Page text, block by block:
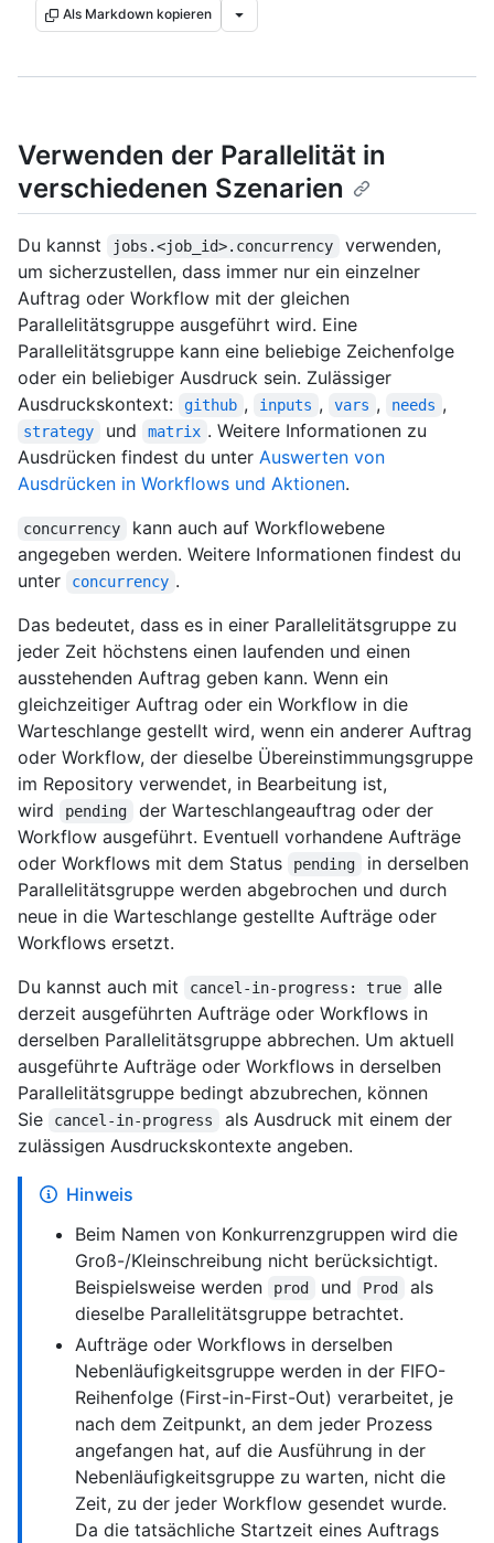
Als Markdown kopieren
Verwenden der Parallelität in
verschiedenen Szenarien
Du kannst jobs.<job_id>.concurrency
verwenden,
um sicherzustellen, dass immer nur ein einzelner
Auftrag oder Workflow mit der gleichen
Parallelitätsgruppe ausgeführt wird. Eine
Parallelitätsgruppe kann eine beliebige Zeichenfolge
oder ein beliebiger Ausdruck sein. Zulässiger
Ausdruckskontext:
github , inputs , vars , needs ,
strategy und matrix . Weitere Informationen zu
Ausdrücken findest du unter Auswerten von
Ausdrücken in Workflows und Aktionen.
concurrency
kann auch auf Workflowebene
angegeben werden. Weitere Informationen findest du
unter
concurrency .
Das bedeutet, dass es in einer Parallelitätsgruppe zu
jeder Zeit höchstens einen laufenden und einen
ausstehenden Auftrag geben kann. Wenn ein
gleichzeitiger Auftrag oder ein Workflow in die
Warteschlange gestellt wird, wenn ein anderer Auftrag
oder Workflow, der dieselbe Übereinstimmungsgruppe
im Repository verwendet, in Bearbeitung ist,
wird
pending
der Warteschlangeauftrag oder der
Workflow ausgeführt. Eventuell vorhandene Aufträge
oder Workflows mit dem Status
pending
in derselben
Parallelitätsgruppe werden abgebrochen und durch
neue in die Warteschlange gestellte Aufträge oder
Workflows ersetzt.
Du kannst auch mit
cancel-in-progress: true
alle
derzeit ausgeführten Aufträge oder Workflows in
derselben Parallelitätsgruppe abbrechen. Um aktuell
ausgeführte Aufträge oder Workflows in derselben
Parallelitätsgruppe bedingt abzubrechen, können
Sie
cancel-in-progress
als Ausdruck mit einem der
zulässigen Ausdruckskontexte angeben.
Hinweis
Beim Namen von Konkurrenzgruppen wird die
Groß-/Kleinschreibung nicht berücksichtigt.
Beispielsweise werden
prod und Prod
als
dieselbe Parallelitätsgruppe betrachtet.
Aufträge oder Workflows in derselben
Nebenläufigkeitsgruppe werden in der FIFO-
Reihenfolge (First-in-First-Out) verarbeitet, je
nach dem Zeitpunkt, an dem jeder Prozess
angefangen hat, auf die Ausführung in der
Nebenläufigkeitsgruppe zu warten, nicht die
Zeit, zu der jeder Workflow gesendet wurde.
Da die tatsächliche Startzeit eines Auftrags